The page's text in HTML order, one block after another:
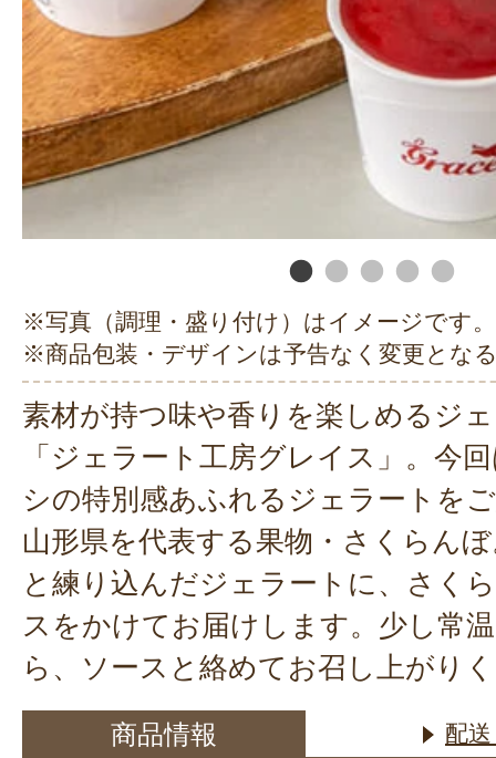
※写真（調理・盛り付け）はイメージです。
※商品包装・デザインは予告なく変更とな
素材が持つ味や香りを楽しめるジ
「ジェラート工房グレイス」。今
シの特別感あふれるジェラートを
山形県を代表する果物・さくらん
と練り込んだジェラートに、さく
スをかけてお届けします。少し常
ら、ソースと絡めてお召し上がり
商品情報 配